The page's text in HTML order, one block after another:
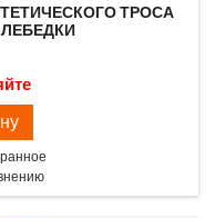
ТРОСА